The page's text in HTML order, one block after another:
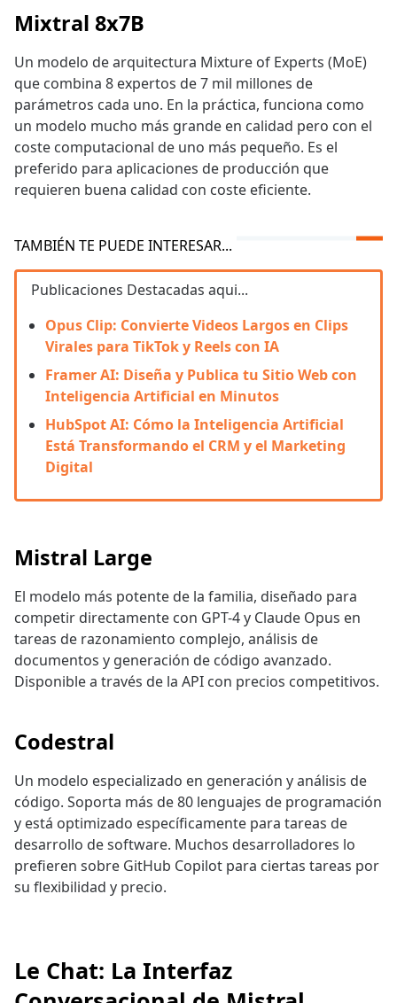
Mixtral 8x7B
Un modelo de arquitectura Mixture of Experts (MoE)
que combina 8 expertos de 7 mil millones de
parámetros cada uno. En la práctica, funciona como
un modelo mucho más grande en calidad pero con el
coste computacional de uno más pequeño. Es el
preferido para aplicaciones de producción que
requieren buena calidad con coste eficiente.
TAMBIÉN TE PUEDE INTERESAR...
Publicaciones Destacadas aqui...
Opus Clip: Convierte Videos Largos en Clips
Virales para TikTok y Reels con IA
Framer AI: Diseña y Publica tu Sitio Web con
Inteligencia Artificial en Minutos
HubSpot AI: Cómo la Inteligencia Artificial
Está Transformando el CRM y el Marketing
Digital
Mistral Large
El modelo más potente de la familia, diseñado para
competir directamente con GPT-4 y Claude Opus en
tareas de razonamiento complejo, análisis de
documentos y generación de código avanzado.
Disponible a través de la API con precios competitivos.
Codestral
Un modelo especializado en generación y análisis de
código. Soporta más de 80 lenguajes de programación
y está optimizado específicamente para tareas de
desarrollo de software. Muchos desarrolladores lo
prefieren sobre GitHub Copilot para ciertas tareas por
su flexibilidad y precio.
Le Chat: La Interfaz